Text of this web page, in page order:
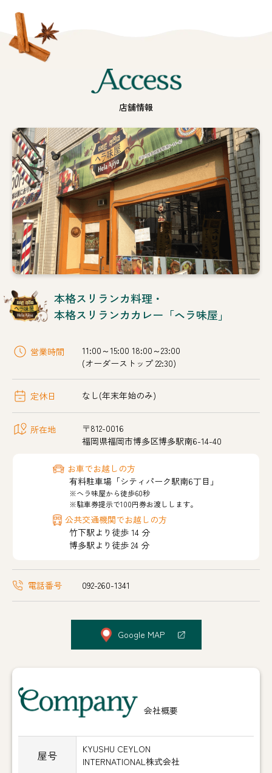
詳
し
く
Access
店舗情報
本格スリランカ料理・
本格スリランカカレー「ヘラ味屋」
営業時間
11:00～15:00 18:00～23:00
(オーダーストップ 22:30)
定休日 なし(年末年始のみ)
所在地
〒812-0016
福岡県福岡市博多区博多駅南6-14-40
お車でお越しの方
有料駐車場「シティパーク駅南6丁目」
※ヘラ味屋から徒歩60秒
※駐車券提示で100円券お渡しします。
公共交通機関でお越しの方
竹下駅より徒歩 14 分
博多駅より徒歩 24 分
電話番号 092-260-1341
Google MAP
Company
会社概要
屋号
KYUSHU CEYLON
INTERNATIONAL株式会社